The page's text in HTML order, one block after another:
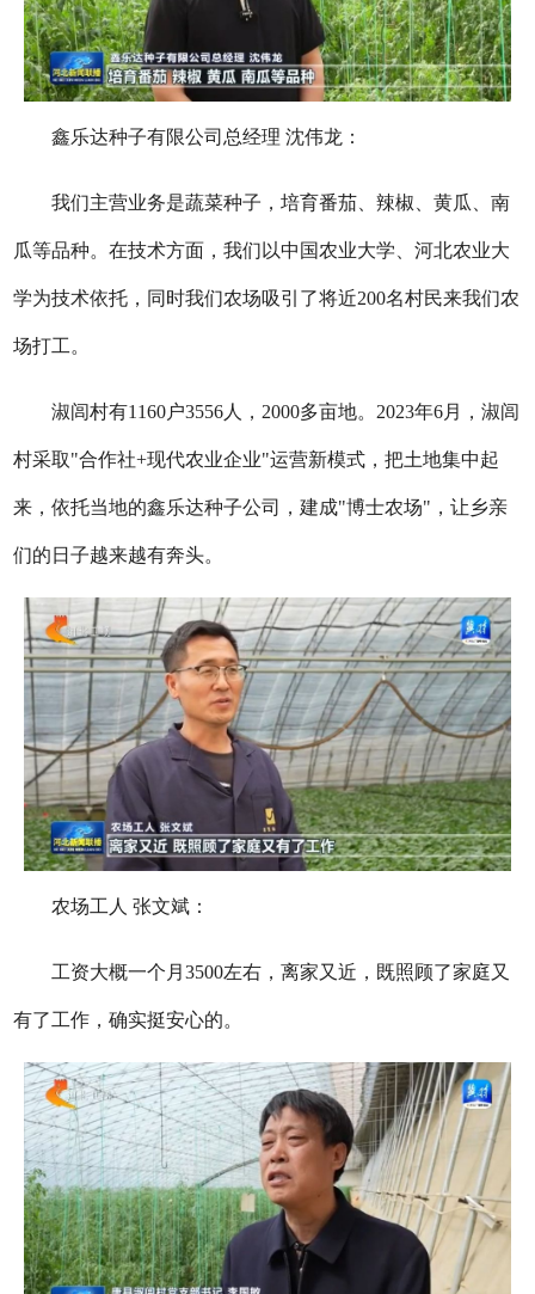
鑫乐达种子有限公司总经理 沈伟龙：
我们主营业务是蔬菜种子，培育番茄、辣椒、黄瓜、南
瓜等品种。在技术方面，我们以中国农业大学、河北农业大
学为技术依托，同时我们农场吸引了将近200名村民来我们农
场打工。
淑闾村有1160户3556人，2000多亩地。2023年6月，淑闾
村采取"合作社+现代农业企业"运营新模式，把土地集中起
来，依托当地的鑫乐达种子公司，建成"博士农场"，让乡亲
们的日子越来越有奔头。
农场工人 张文斌：
工资大概一个月3500左右，离家又近，既照顾了家庭又
有了工作，确实挺安心的。